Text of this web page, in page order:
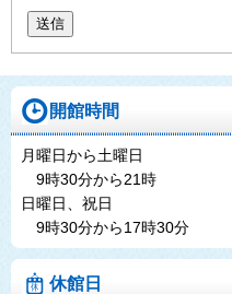
送信
開館時間
月曜日から土曜日
9時30分から21時
日曜日、祝日
9時30分から17時30分
休館日